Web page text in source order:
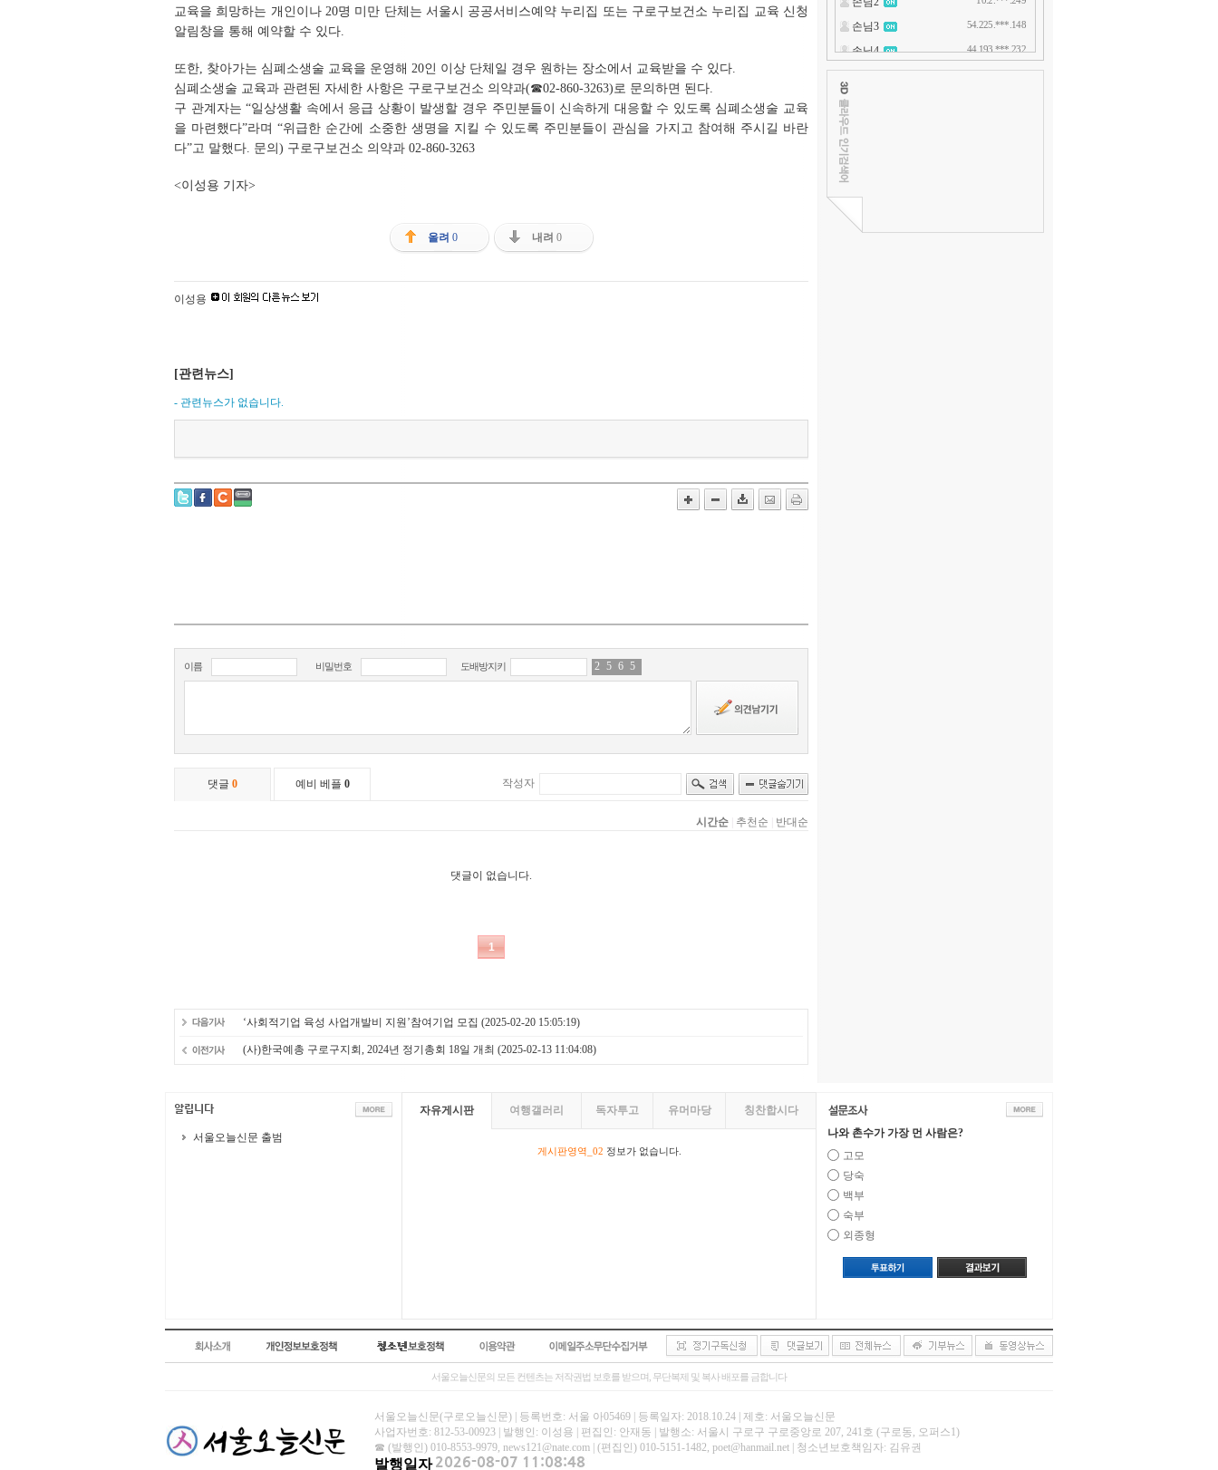
교육을 희망하는 개인이나 20명 미만 단체는 서울시 공공서비스예약 누리집 또는 구로구보건소 누리집 교육 신청
알림창을 통해 예약할 수 있다.
또한, 찾아가는 심폐소생술 교육을 운영해 20인 이상 단체일 경우 원하는 장소에서 교육받을 수 있다.
심폐소생술 교육과 관련된 자세한 사항은 구로구보건소 의약과(☎02-860-3263)로 문의하면 된다.
구 관계자는 “일상생활 속에서 응급 상황이 발생할 경우 주민분들이 신속하게 대응할 수 있도록 심폐소생술 교육
을 마련했다”라며 “위급한 순간에 소중한 생명을 지킬 수 있도록 주민분들이 관심을 가지고 참여해 주시길 바란
다”고 말했다. 문의) 구로구보건소 의약과 02-860-3263
<이성용 기자>
올려 0 내려 0
이성용
[관련뉴스]
- 관련뉴스가 없습니다.
‘사회적기업 육성 사업개발비 지원’참여기업 모집 (2025-02-20 15:05:19)
(사)한국예총 구로구지회, 2024년 정기총회 18일 개최 (2025-02-13 11:04:08)
서울오늘신문 출범
자유게시판 여행갤러리 독자투고 유머마당 칭찬합시다
게시판영역_02 정보가 없습니다.
나와 촌수가 가장 먼 사람은?
고모
당숙
백부
숙부
외종형
서울오늘신문의 모든 컨텐츠는 저작권법 보호를 받으며, 무단복제 및 복사 배포를 금합니다
서울오늘신문(구로오늘신문) | 등록번호: 서울 아05469 | 등록일자: 2018.10.24 | 제호: 서울오늘신문
사업자번호: 812-53-00923 | 발행인: 이성용 | 편집인: 안재동 | 발행소: 서울시 구로구 구로중앙로 207, 241호 (구로동, 오퍼스1)
☎ (발행인) 010-8553-9979, news121@nate.com | (편집인) 010-5151-1482, poet@hanmail.net | 청소년보호책임자: 김유권
발행일자